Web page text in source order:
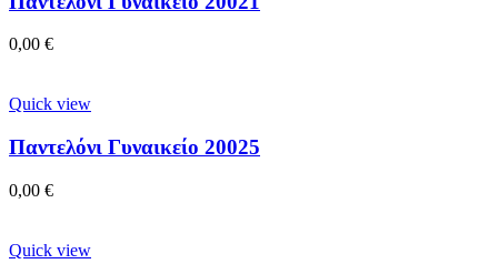
0,00 €
Quick view
Παντελόνι Γυναικείο 20025
0,00 €
Quick view